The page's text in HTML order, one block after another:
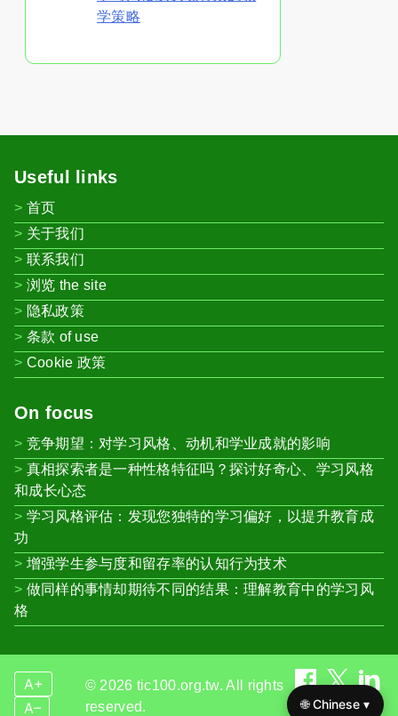
学策略
Useful links
首页
关于我们
联系我们
浏览 the site
隐私政策
条款 of use
Cookie 政策
On focus
竞争期望：对学习风格、动机和学业成就的影响
真相探索者是一种性格特征吗？探讨好奇心、学习风格
和成长心态
学习风格评估：发现您独特的学习偏好，以提升教育成
功
增强学生参与度和留存率的认知行为技术
做同样的事情却期待不同的结果：理解教育中的学习风
格
A+
A–
© 2026 tic100.org.tw. All rights
reserved.
🌐 Chinese ▾